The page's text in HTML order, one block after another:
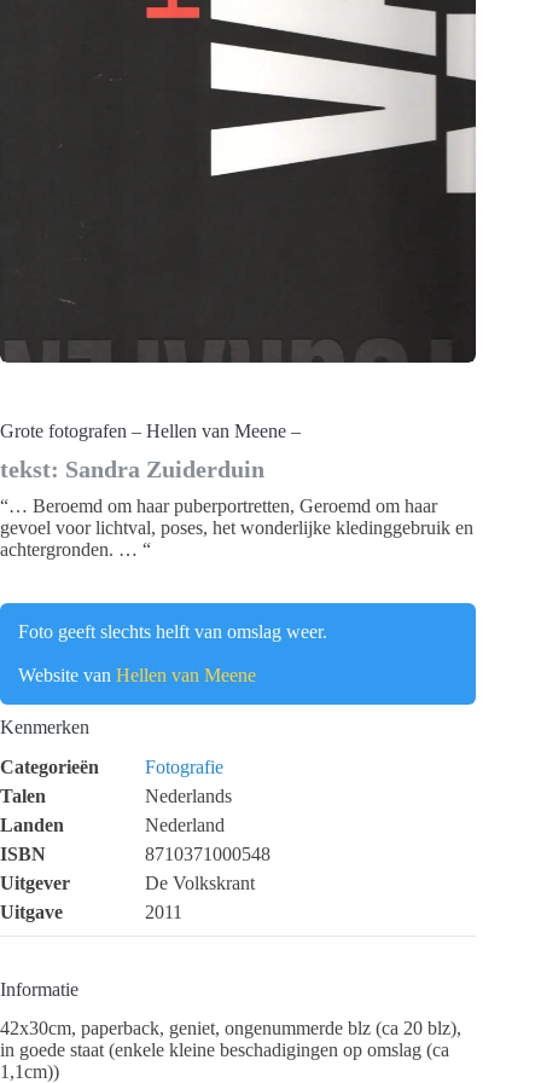
Grote fotografen – Hellen van Meene –
tekst: Sandra Zuiderduin
“… Beroemd om haar puberportretten, Geroemd om haar
gevoel voor lichtval, poses, het wonderlijke kledinggebruik en
achtergronden. … “
Foto geeft slechts helft van omslag weer.
Website van Hellen van Meene
Kenmerken
Categorieën
Fotografie
Talen
Nederlands
Landen
Nederland
ISBN
8710371000548
Uitgever
De Volkskrant
Uitgave
2011
Informatie
42x30cm, paperback, geniet, ongenummerde blz (ca 20 blz),
in goede staat (enkele kleine beschadigingen op omslag (ca
1,1cm))